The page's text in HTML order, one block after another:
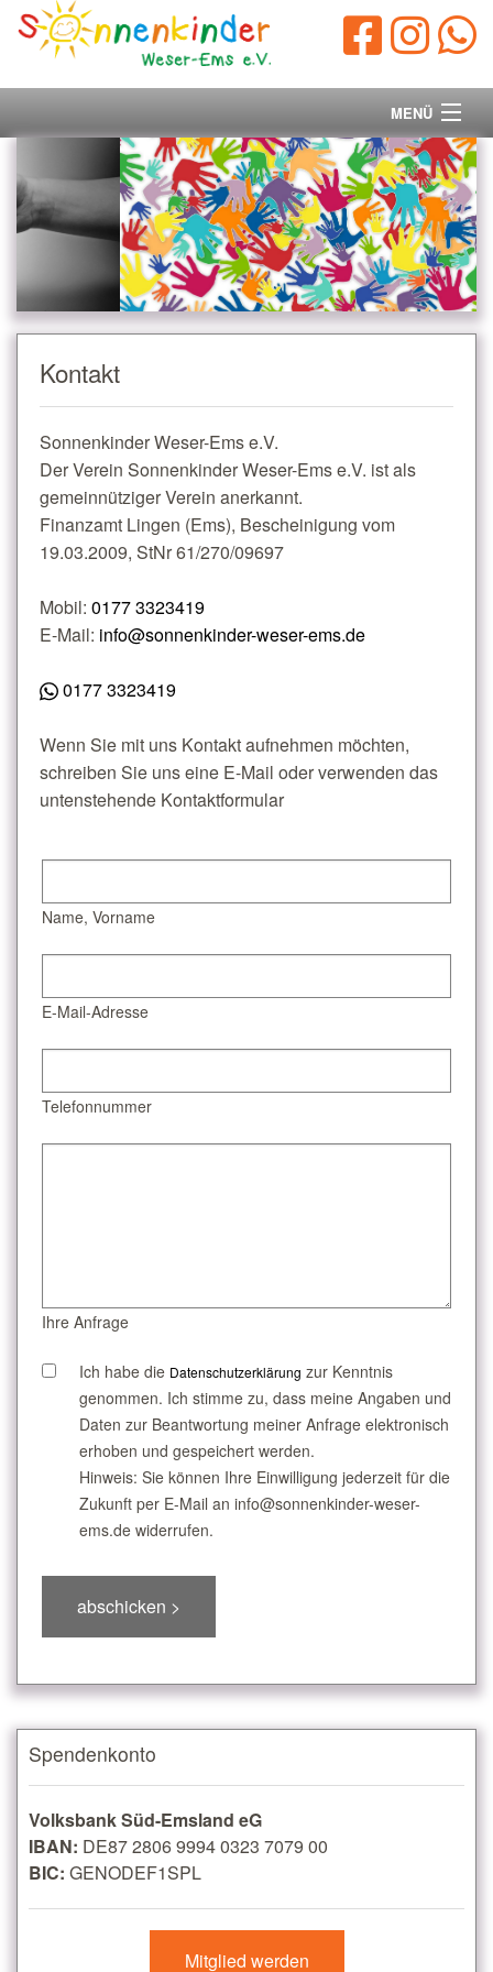
MENÜ
Startseite
Vorstand
Unsere Ziele
Ihre Spende
Kontakt
Kontakt
Sonnenkinder Weser-Ems e.V.
Der Verein Sonnenkinder Weser-Ems e.V. ist als
gemeinnütziger Verein anerkannt.
Finanzamt Lingen (Ems), Bescheinigung vom
19.03.2009, StNr 61/270/09697
Mobil: 0177 3323419
E-Mail: info@sonnenkinder-weser-ems.de
0177 3323419
Wenn Sie mit uns Kontakt aufnehmen möchten,
schreiben Sie uns eine E-Mail oder verwenden das
untenstehende Kontaktformular
Name, Vorname
E-Mail-Adresse
Telefonnummer
Ihre Anfrage
Ich habe die Datenschutzerklärung zur Kenntnis
genommen. Ich stimme zu, dass meine Angaben und
Daten zur Beantwortung meiner Anfrage elektronisch
erhoben und gespeichert werden.
Hinweis: Sie können Ihre Einwilligung jederzeit für die
Zukunft per E-Mail an info@sonnenkinder-weser-
ems.de widerrufen.
Spendenkonto
Volksbank Süd-Emsland eG
IBAN: DE87 2806 9994 0323 7079 00
BIC: GENODEF1SPL
Mitglied werden